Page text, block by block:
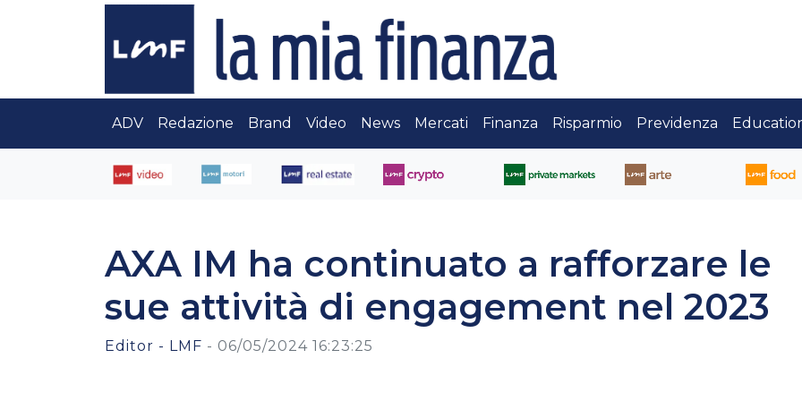
ADV Redazione Brand Video News Mercati Finanza Risparmio Previdenza
AXA IM ha continuato a rafforzare le
sue attività di engagement nel 2023
Editor - LMF - 06/05/2024 16:23:25